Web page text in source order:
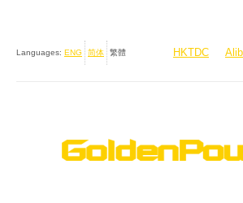
HKTDC
Languages: ENG 简体 繁體